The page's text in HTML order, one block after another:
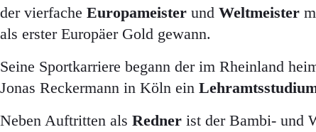
der vierfache Europameister und Weltmeister
als erster Europäer Gold gewann.
Seine Sportkarriere begann der im Rheinland
Jonas Reckermann in Köln ein
Neben Auftritten als Redner ist der Bambi- und